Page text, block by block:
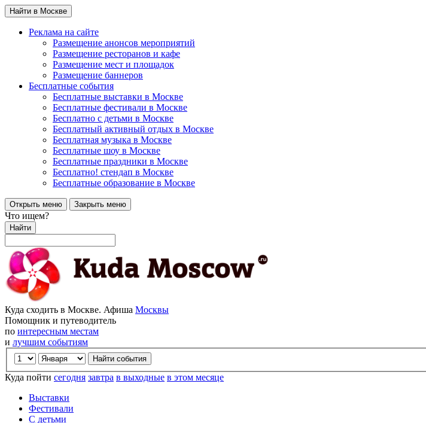
Найти в Москве
Реклама на сайте
Размещение анонсов мероприятий
Размещение ресторанов и кафе
Размещение мест и площадок
Размещение баннеров
Бесплатные события
Бесплатные выставки в Москве
Бесплатные фестивали в Москве
Бесплатно с детьми в Москве
Бесплатный активный отдых в Москве
Бесплатная музыка в Москве
Бесплатные шоу в Москве
Бесплатные праздники в Москве
Бесплатно! стендап в Москве
Бесплатные образование в Москве
Открыть меню Закрыть меню
Что ищем?
Найти
Куда сходить в Москве. Афиша Москвы
Помощник и путеводитель
по интересным местам
и лучшим событиям
Куда пойти сегодня завтра в выходные в этом месяце
Выставки
Фестивали
С детьми